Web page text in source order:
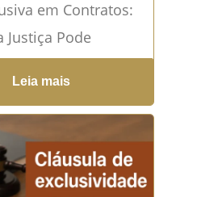
em Contratos:
Justiça Pode
Valor A multa
é uma forma de
as partes...Leia
Leia mais